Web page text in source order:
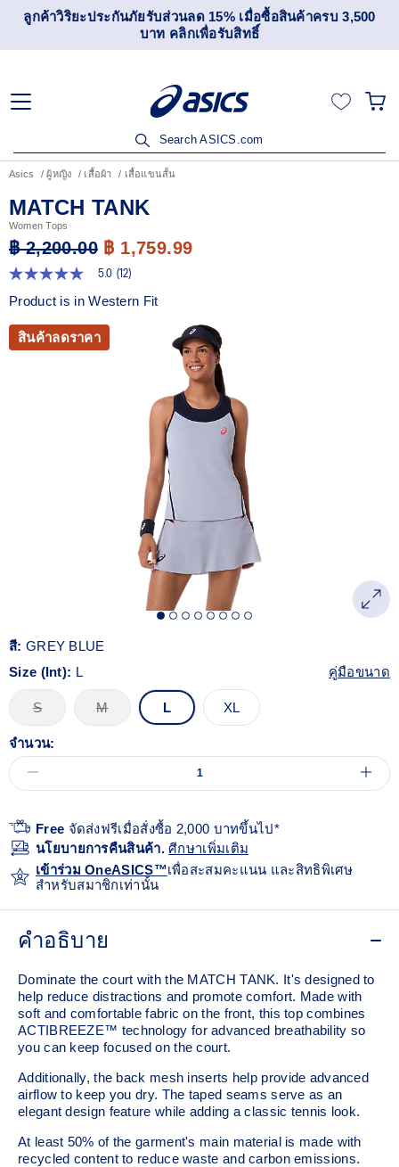
ลูกค้าวิริยะประกันภัยรับส่วนลด 15% เมื่อซื้อสินค้าครบ 3,500
บาท คลิกเพื่อรับสิทธิ์
Search ASICS.com
Asics ผู้หญิง เสื้อผ้า เสื้อแขนสั้น
MATCH TANK
Women Tops
฿ 2,200.00 ฿ 1,759.99
5.0
จาก
5
ดาว
ค่า
คะแนน
5.0 (12)
Product is in Western Fit
สินค้าลดราคา
สี: GREY BLUE
Size (Int): L คู่มือขนาด
S M L XL
จำนวน:
Free จัดส่งฟรีเมื่อสั่งซื้อ 2,000 บาทขึ้นไป*
นโยบายการคืนสินค้า.ศีกษาเพิ่มเติม
เข้าร่วม OneASICS™เพื่อสะสมคะแนน และสิทธิพิเศษ
สำหรับสมาชิกเท่านั้น
คำอธิบาย
Dominate the court with the MATCH TANK. It's designed to
help reduce distractions and promote comfort. Made with
soft and comfortable fabric on the front, this top combines
ACTIBREEZE™ technology for advanced breathability so
you can keep focused on the court.
Additionally, the back mesh inserts help provide advanced
airflow to keep you dry. The taped seams serve as an
elegant design feature while adding a classic tennis look.
At least 50% of the garment's main material is made with
recycled content to reduce waste and carbon emissions.